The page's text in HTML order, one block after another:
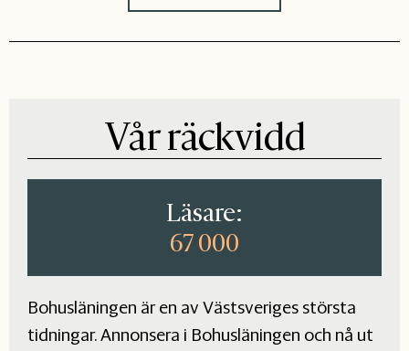
Vår räckvidd
Läsare:
67 000
Bohusläningen är en av Västsveriges största
tidningar. Annonsera i Bohusläningen och nå ut